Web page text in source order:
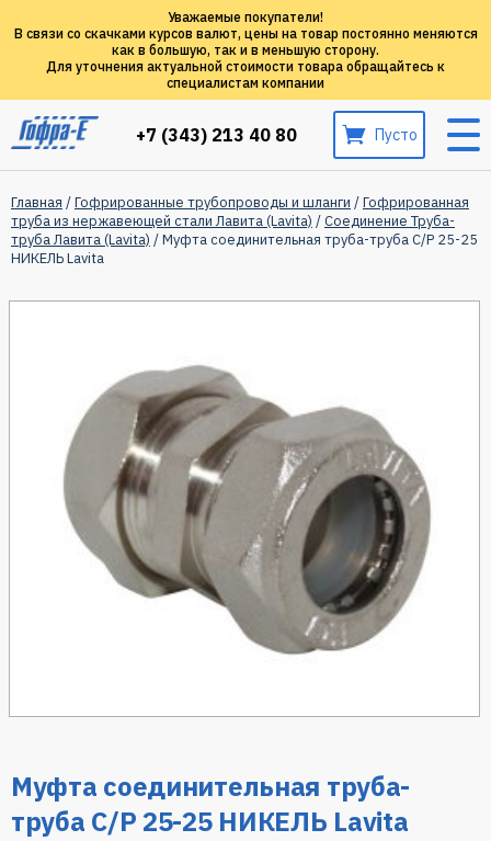
Уважаемые покупатели!
В связи со скачками курсов валют, цены на товар постоянно меняются
как в большую, так и в меньшую сторону.
Для уточнения актуальной стоимости товара обращайтесь к
специалистам компании
+7 (343) 213 40 80 Пусто
Главная /Гофрированные трубопроводы и шланги /Гофрированная
труба из нержавеющей стали Лавита (Lavita) /Соединение Труба-
труба Лавита (Lavita) / Муфта соединительная труба-труба C/P 25-25
НИКЕЛЬ Lavita
Муфта соединительная труба-
труба C/P 25-25 НИКЕЛЬ Lavita